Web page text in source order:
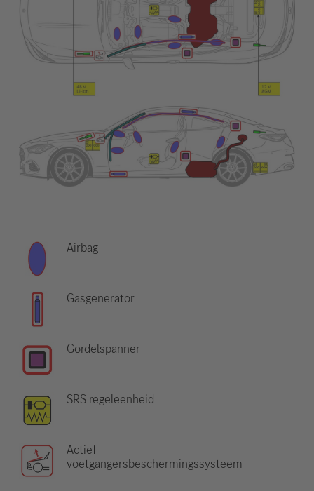
Airbag
Gasgenerator
Gordelspanner
SRS regeleenheid
Actief
voetgangersbeschermingssysteem